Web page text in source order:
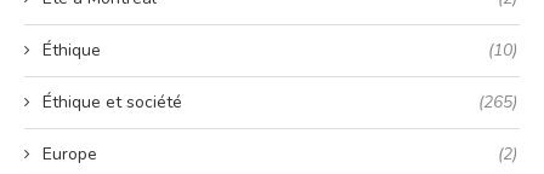
Éthique (10)
Éthique et société (265)
Europe (2)